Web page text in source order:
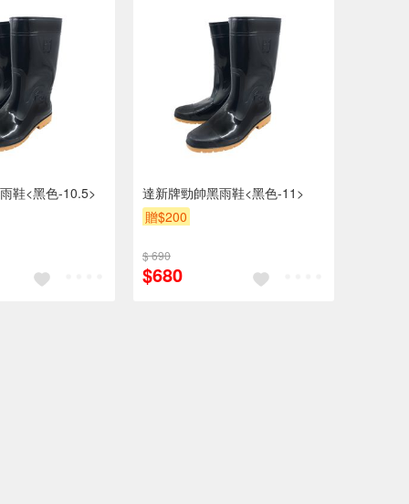
鞋<黑色-10.5>
達新牌勁帥黑雨鞋<黑色-11>
贈$200
$ 690
$680